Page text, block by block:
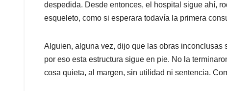
despedida. Desde entonces, el hospital sigue ahí,
esqueleto, como si esperara todavía la primera
Alguien, alguna vez, dijo que las obras inconclusas
por eso esta estructura sigue en pie. No la
cosa quieta, al margen, sin utilidad ni sentencia.